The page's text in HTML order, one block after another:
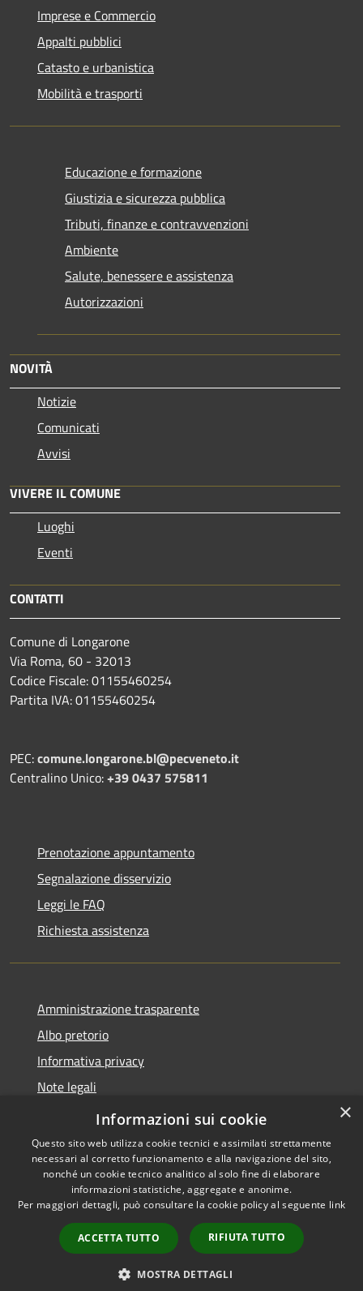
Imprese e Commercio
Appalti pubblici
Catasto e urbanistica
Mobilità e trasporti
Educazione e formazione
Giustizia e sicurezza pubblica
Tributi, finanze e contravvenzioni
Ambiente
Salute, benessere e assistenza
Autorizzazioni
NOVITÀ
Notizie
Comunicati
Avvisi
VIVERE IL COMUNE
Luoghi
Eventi
CONTATTI
Comune di Longarone
Via Roma, 60 - 32013
Codice Fiscale: 01155460254
Partita IVA: 01155460254
PEC:comune.longarone.bl@pecveneto.it
Centralino Unico:+39 0437 575811
Prenotazione appuntamento
Segnalazione disservizio
Leggi le FAQ
Richiesta assistenza
Amministrazione trasparente
Albo pretorio
Informativa privacy
Note legali
Dichiarazione di accessibilità
Accessibilità
Copyright © 2026 • Comune di
Longarone • Powered by
Municipium•
Accesso
redazione
×
Informazioni sui cookie
Questo sito web utilizza cookie tecnici e assimilati strettamente
necessari al corretto funzionamento e alla navigazione del sito,
nonché un cookie tecnico analitico al solo fine di elaborare
informazioni statistiche, aggregate e anonime.
Per maggiori dettagli, può consultare la cookie policy al seguente link
ACCETTA TUTTO RIFIUTA TUTTO
MOSTRA DETTAGLI